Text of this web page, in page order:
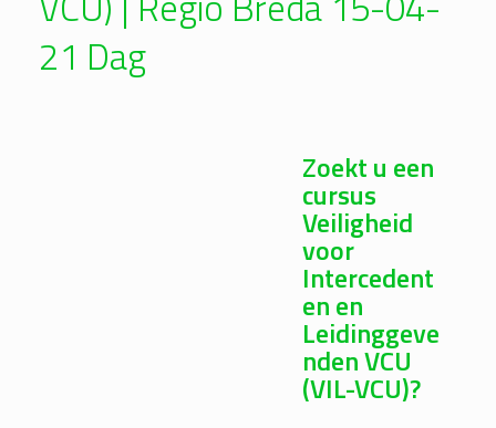
21 Dag
Zoekt u een
cursus
Veiligheid
voor
Intercedent
en en
Leidinggeve
nden VCU
(VIL-VCU)?